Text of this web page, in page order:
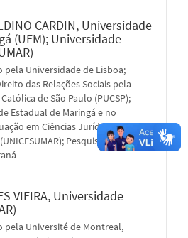
CARDIN, Universidade
(UEM); Universidade
Universidade de Lisboa;
das Relações Sociais pela
de São Paulo (PUCSP);
Estadual de Maringá e no
em Ciências Jurídicas pela
Pesquisadora pelo
VIEIRA, Universidade
pela Université de Montreal,